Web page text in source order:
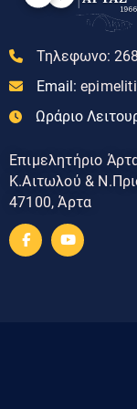
Τηλεφωνο:
Email:
Ωράριο
Επιμελητήριο
Κ.Αιτωλού &
47100, Άρτα